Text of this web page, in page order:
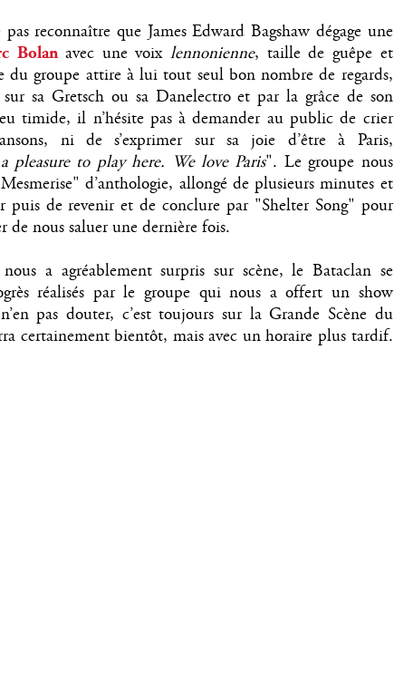
reconnaître que James Edward Bagshaw dégage une
Bolanavec une voixlennonienne, taille de guêpe et
du groupe attire à lui tout seul bon nombre de regards,
sa Gretsch ou sa Danelectro et par la grâce de son
timide, il n’hésite pas à demander au public de crier
ni de s’exprimer sur sa joie d’être à Paris,
a pleasure to play here. We love Paris". Le groupe nous
d’anthologie, allongé de plusieurs minutes et
de revenir et de conclure par "Shelter Song" pour
de nous saluer une dernière fois.
a agréablement surpris sur scène, le Bataclan se
réalisés par le groupe qui nous a offert un show
pas douter, c’est toujours sur la Grande Scène du
certainement bientôt, mais avec un horaire plus tardif.